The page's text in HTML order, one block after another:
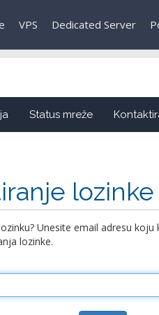
VPS Dedicated Server
Status mreže
lozinke
Unesite email adresu
lozinke.